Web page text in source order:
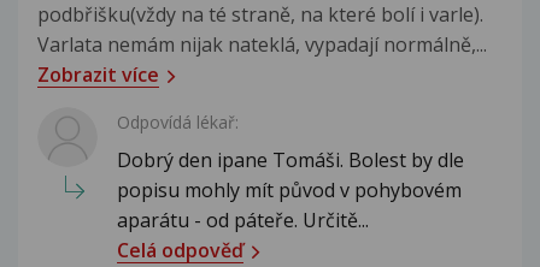
podbřišku(vždy na té straně, na které bolí i varle).
Varlata nemám nijak nateklá, vypadají normálně,...
Zobrazit více
Odpovídá lékař:
Dobrý den ipane Tomáši. Bolest by dle
popisu mohly mít původ v pohybovém
aparátu - od páteře. Určitě...
Celá odpověď